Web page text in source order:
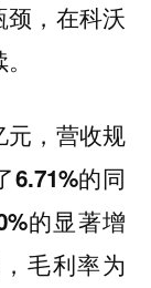
颈，在科沃
元 ，营收规
6.71%的同
的显著增
，毛利率为